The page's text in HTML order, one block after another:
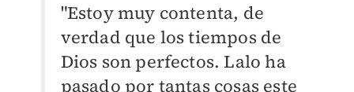
"Estoy muy contenta, de
verdad que los tiempos de
Dios son perfectos. Lalo ha
pasado por tantas cosas este